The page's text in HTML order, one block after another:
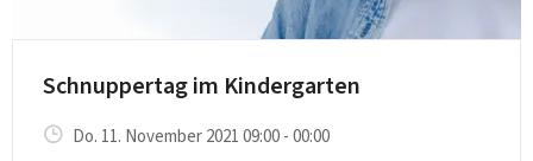
Schnuppertag im Kindergarten
Do. 11. November 2021 09:00 - 00:00